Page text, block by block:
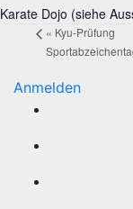
Karate Dojo (siehe
« Kyu-Prüfung
Anmelden